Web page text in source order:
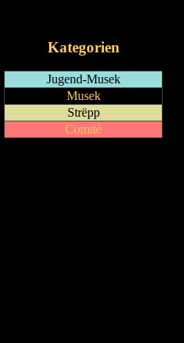
Kategorien
Jugend-Musek
Musek
Strëpp
Comité